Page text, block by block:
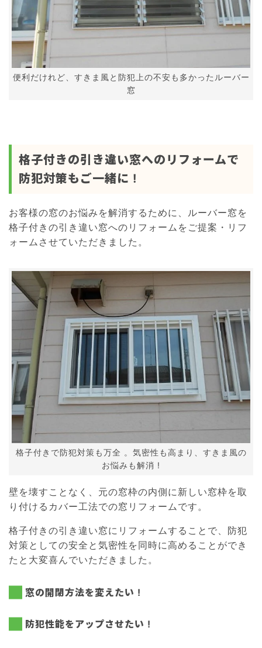
便利だけれど、すきま風と防犯上の不安も多かったルーバー
窓
格子付きの引き違い窓へのリフォームで
防犯対策もご一緒に !
お客様の窓のお悩みを解消するために、ルーバー窓を
格子付きの引き違い窓へのリフォームをご提案・リフ
ォームさせていただきました。
格子付きで防犯対策も万全 。気密性も高まり、すきま風の
お悩みも解消 !
壁を壊すことなく、元の窓枠の内側に新しい窓枠を取
り付けるカバー工法での窓リフォームです。
格子付きの引き違い窓にリフォームすることで、防犯
対策としての安全と気密性を同時に高めることができ
たと大変喜んでいただきました。
窓の開閉方法を変えたい !
防犯性能をアップさせたい !